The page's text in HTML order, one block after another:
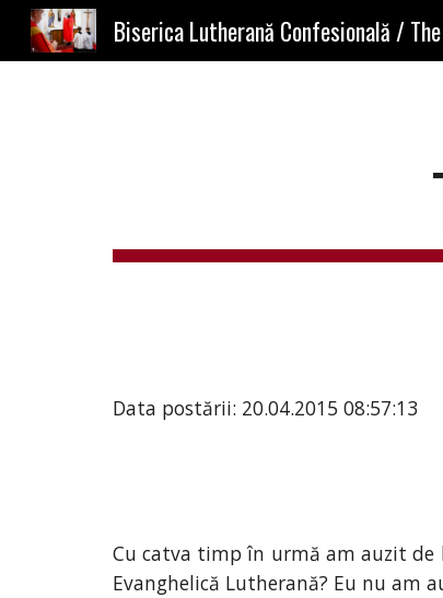
Data postării: 20.04.2015 08:57:13
Cu catva timp în urmă am auzit de
Evanghelică Lutherană? Eu nu am